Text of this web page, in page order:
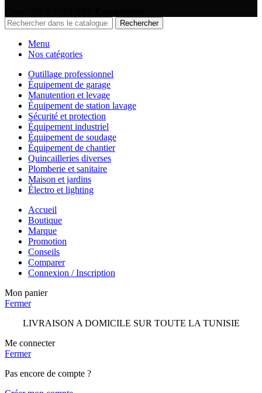
Rechercher
Menu
Nos catégories
Outillage professionnel
Équipement de garage
Manutention et levage
Équipement de station lavage
Sécurité et protection
Équipement industriel
Équipement de soudage
Équipement de chantier
Quincailleries diverses
Plomberie et sanitaire
Maison et jardins
Électro et lighting
Accueil
Boutique
Marque
Promotion
Conseils
Comparer
Connexion / Inscription
Mon panier
Fermer
LIVRAISON A DOMICILE SUR TOUTE LA TUNISIE
Me connecter
Fermer
Pas encore de compte ?